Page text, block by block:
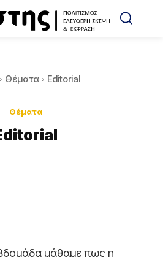
Θέματα Editorial
Θέματα
μάθαμε πως η